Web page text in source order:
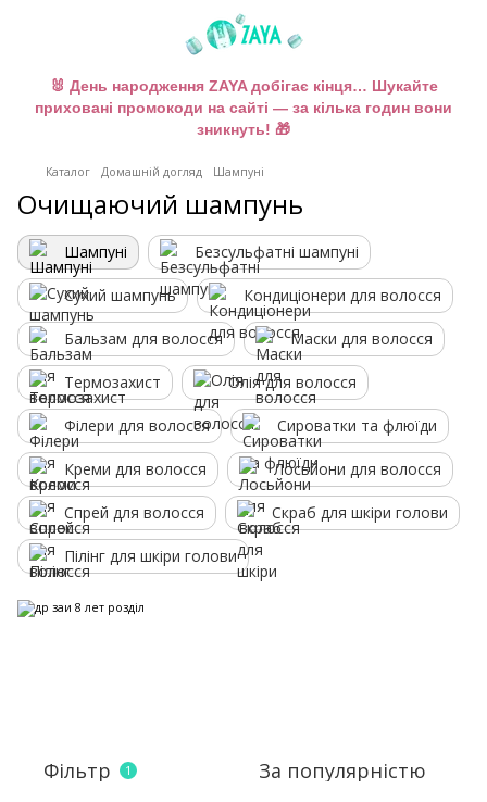
🐰 День народження ZAYA добігає кінця… Шукайте
приховані промокоди на сайті — за кілька годин вони
зникнуть! 🎁
Каталог Домашній догляд Шампуні
Очищаючий шампунь
Шампуні Безсульфатні шампуні
Сухий шампунь Кондиціонери для волосся
Бальзам для волосся Маски для волосся
Термозахист Олія для волосся
Філери для волосся Сироватки та флюїди
Креми для волосся Лосьйони для волосся
Спрей для волосся Скраб для шкіри голови
Пілінг для шкіри голови
Фільтр 1 За популярністю